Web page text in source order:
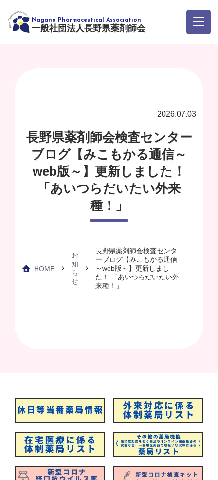
一般社団法人長野県薬剤師会
2026.07.03
長野県薬剤師会検査センター
ブログ【みこもかる通信～
web版～】更新しました！
「あいつらだいたい外来
種！」
HOME
お
知
ら
せ
長野県薬剤師会検査センタ
ーブログ【みこもかる通信
～web版～】更新しまし
た！ 「あいつらだいたい外
来種！」